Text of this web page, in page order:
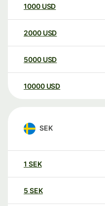
1000 USD
2000 USD
5000 USD
10000 USD
SEK
1 SEK
5 SEK